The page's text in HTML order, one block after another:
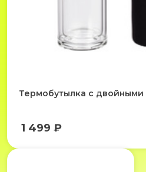
Термобутылка с двойными
1 499 ₽